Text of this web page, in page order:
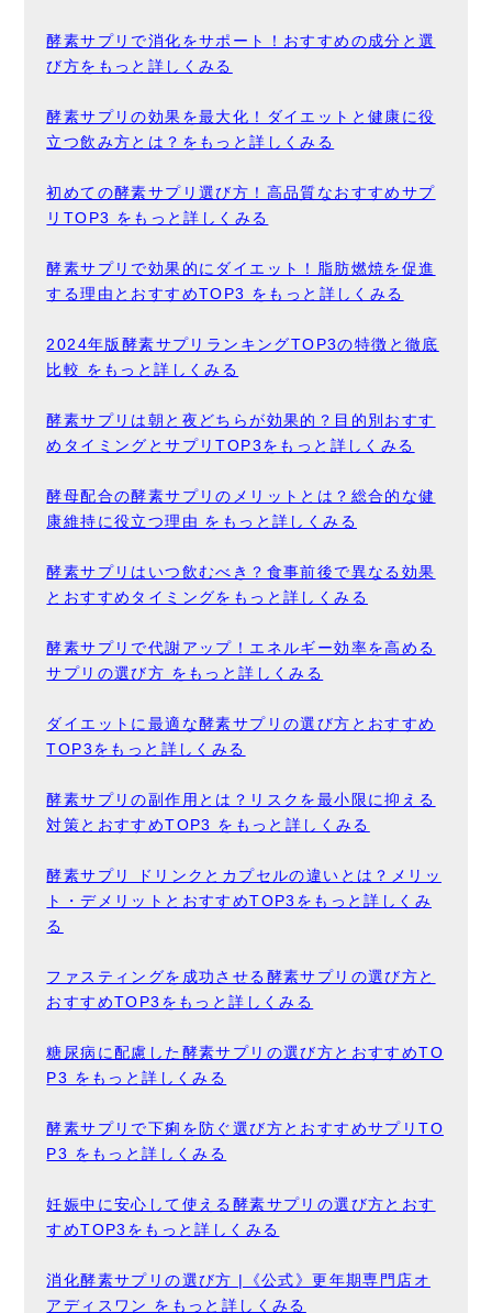
酵素サプリで消化をサポート！おすすめの成分と選
び方をもっと詳しくみる
酵素サプリの効果を最大化！ダイエットと健康に役
立つ飲み方とは？をもっと詳しくみる
初めての酵素サプリ選び方！高品質なおすすめサプ
リTOP3 をもっと詳しくみる
酵素サプリで効果的にダイエット！脂肪燃焼を促進
する理由とおすすめTOP3 をもっと詳しくみる
2024年版酵素サプリランキングTOP3の特徴と徹底
比較 をもっと詳しくみる
酵素サプリは朝と夜どちらが効果的？目的別おすす
めタイミングとサプリTOP3をもっと詳しくみる
酵母配合の酵素サプリのメリットとは？総合的な健
康維持に役立つ理由 をもっと詳しくみる
酵素サプリはいつ飲むべき？食事前後で異なる効果
とおすすめタイミングをもっと詳しくみる
酵素サプリで代謝アップ！エネルギー効率を高める
サプリの選び方 をもっと詳しくみる
ダイエットに最適な酵素サプリの選び方とおすすめ
TOP3をもっと詳しくみる
酵素サプリの副作用とは？リスクを最小限に抑える
対策とおすすめTOP3 をもっと詳しくみる
酵素サプリ ドリンクとカプセルの違いとは？メリッ
ト・デメリットとおすすめTOP3をもっと詳しくみ
る
ファスティングを成功させる酵素サプリの選び方と
おすすめTOP3をもっと詳しくみる
糖尿病に配慮した酵素サプリの選び方とおすすめTO
P3 をもっと詳しくみる
酵素サプリで下痢を防ぐ選び方とおすすめサプリTO
P3 をもっと詳しくみる
妊娠中に安心して使える酵素サプリの選び方とおす
すめTOP3をもっと詳しくみる
消化酵素サプリの選び方 |《公式》更年期専門店オ
アディスワン をもっと詳しくみる